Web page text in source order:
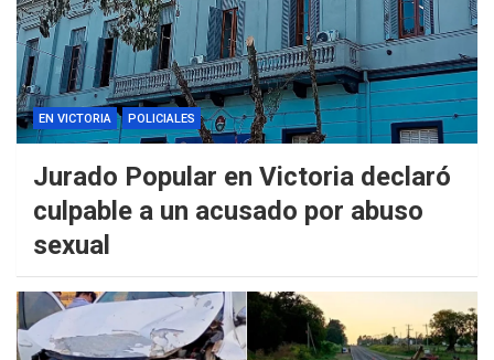
EN VICTORIA POLICIALES
Jurado Popular en Victoria declaró
culpable a un acusado por abuso
sexual